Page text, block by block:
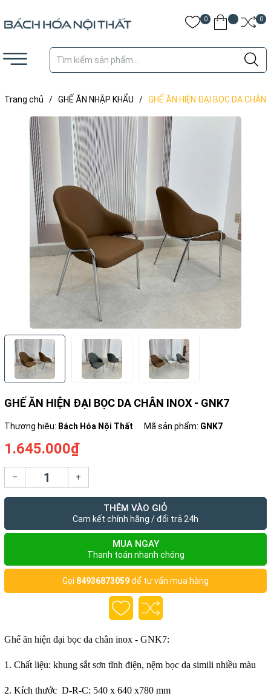
0 0
Trang chủ / GHẾ ĂN NHẬP KHẨU / GHẾ ĂN HIỆN ĐẠI BỌC DA CHÂN
GHẾ ĂN HIỆN ĐẠI BỌC DA CHÂN INOX - GNK7
Thương hiệu: Bách Hóa Nội Thất Mã sản phẩm: GNK7
1.645.000₫
– +
THÊM VÀO GIỎ
Cam kết chính hãng / đổi trả 24h
MUA NGAY
Thanh toán nhanh chóng
Gọi 84936873059để tư vấn mua hàng
Ghế ăn hiện đại bọc da chân inox - GNK7:
1. Chất liệu: khung sắt sơn tĩnh điện, nệm bọc da simili nhiều màu
2. Kích thước D-R-C: 540 x 640 x780 mm